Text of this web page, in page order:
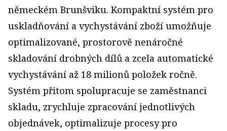
německém Brunšviku. Kompaktní systém pro
uskladňování a vychystávání zboží umožňuje
optimalizované, prostorově nenáročné
skladování drobných dílů a zcela automatické
vychystávání až 18 milionů položek ročně.
Systém přitom spolupracuje se zaměstnanci
skladu, zrychluje zpracování jednotlivých
objednávek, optimalizuje procesy pro